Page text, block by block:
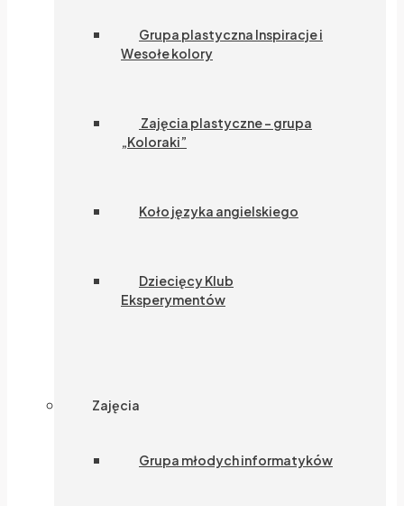
Grupa plastyczna Inspiracje i
Wesołe kolory
Zajęcia plastyczne – grupa
„Koloraki”
Koło języka angielskiego
Dziecięcy Klub
Eksperymentów
Zajęcia
Grupa młodych informatyków